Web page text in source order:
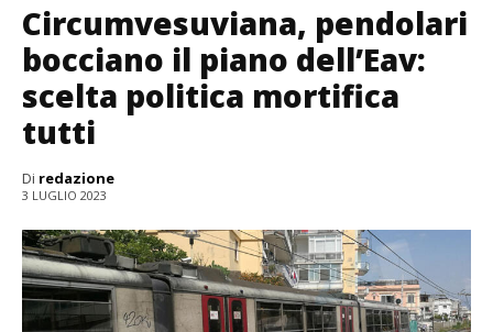
Circumvesuviana, pendolari
bocciano il piano dell’Eav:
scelta politica mortifica
tutti
Di redazione
3 LUGLIO 2023